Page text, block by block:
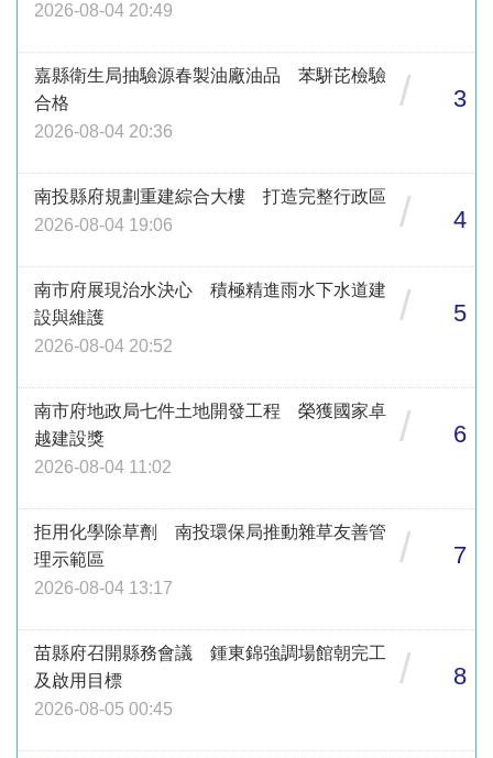
2026-08-04 20:49
嘉縣衛生局抽驗源春製油廠油品 苯駢芘檢驗
合格
2026-08-04 20:36
/ 3
南投縣府規劃重建綜合大樓 打造完整行政區
2026-08-04 19:06
/ 4
南市府展現治水決心 積極精進雨水下水道建
設與維護
2026-08-04 20:52
/ 5
南市府地政局七件土地開發工程 榮獲國家卓
越建設獎
2026-08-04 11:02
/ 6
拒用化學除草劑 南投環保局推動雜草友善管
理示範區
2026-08-04 13:17
/ 7
苗縣府召開縣務會議 鍾東錦強調場館朝完工
及啟用目標
2026-08-05 00:45
/ 8